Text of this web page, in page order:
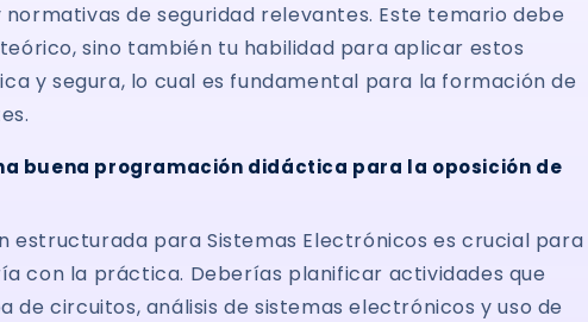
de seguridad relevantes. Este temario debe
sino también tu habilidad para aplicar estos
y segura, lo cual es fundamental para la formación de
buena programación didáctica para la oposición de
estructurada para Sistemas Electrónicos es crucial para
con la práctica. Deberías planificar actividades que
de circuitos, análisis de sistemas electrónicos y uso de